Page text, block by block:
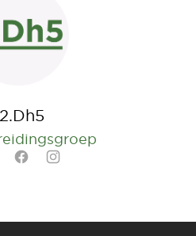
2.Dh5
FacebookInstagram